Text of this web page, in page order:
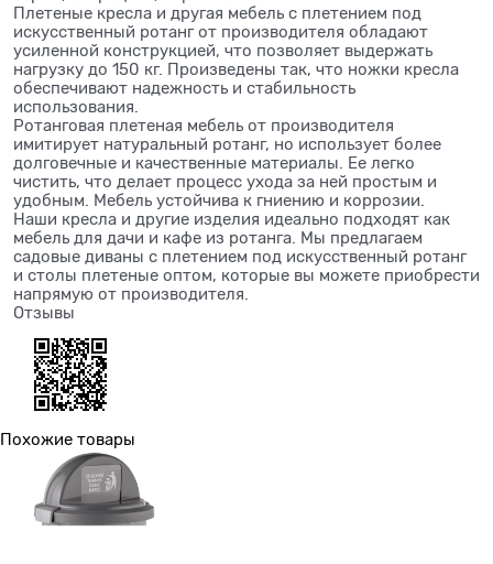
Плетеные кресла и другая мебель с плетением под
искусственный ротанг от производителя обладают
усиленной конструкцией, что позволяет выдержать
нагрузку до 150 кг. Произведены так, что ножки кресла
обеспечивают надежность и стабильность
использования.
Ротанговая плетеная мебель от производителя
имитирует натуральный ротанг, но использует более
долговечные и качественные материалы. Ее легко
чистить, что делает процесс ухода за ней простым и
удобным. Мебель устойчива к гниению и коррозии.
Наши кресла и другие изделия идеально подходят как
мебель для дачи и кафе из ротанга. Мы предлагаем
садовые диваны с плетением под искусственный ротанг
и столы плетеные оптом, которые вы можете приобрести
напрямую от производителя.
Отзывы
Похожие товары